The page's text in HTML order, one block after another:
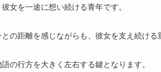
女を一途に想い続ける青年です。
の距離を感じながらも、彼女を支え続ける
の行方を大きく左右する鍵となります。